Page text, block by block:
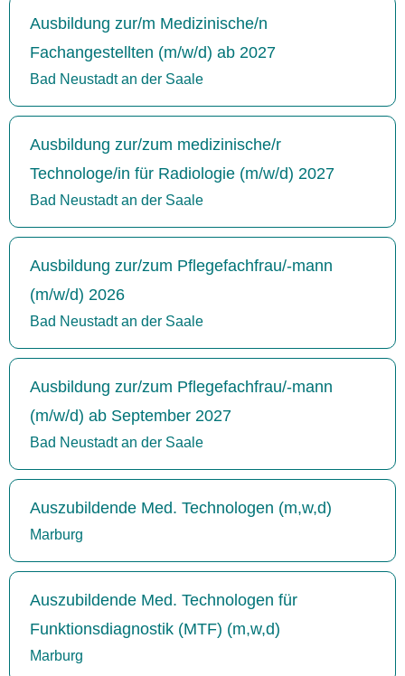
Ausbildung zur/m Medizinische/n
Fachangestellten (m/w/d) ab 2027
Bad Neustadt an der Saale
Ausbildung zur/zum medizinische/r
Technologe/in für Radiologie (m/w/d) 2027
Bad Neustadt an der Saale
Ausbildung zur/zum Pflegefachfrau/-mann
(m/w/d) 2026
Bad Neustadt an der Saale
Ausbildung zur/zum Pflegefachfrau/-mann
(m/w/d) ab September 2027
Bad Neustadt an der Saale
Auszubildende Med. Technologen (m,w,d)
Marburg
Auszubildende Med. Technologen für
Funktionsdiagnostik (MTF) (m,w,d)
Marburg